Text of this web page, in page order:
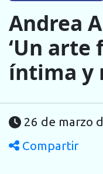
Andrea
‘Un
íntima y
26 de marzo
Compartir